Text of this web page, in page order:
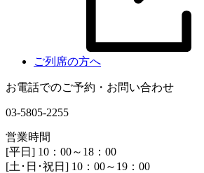
ご列席の方へ
お電話でのご予約・お問い合わせ
03-5805-2255
営業時間
[平日] 10：00～18：00
[土･日･祝日] 10：00～19：00